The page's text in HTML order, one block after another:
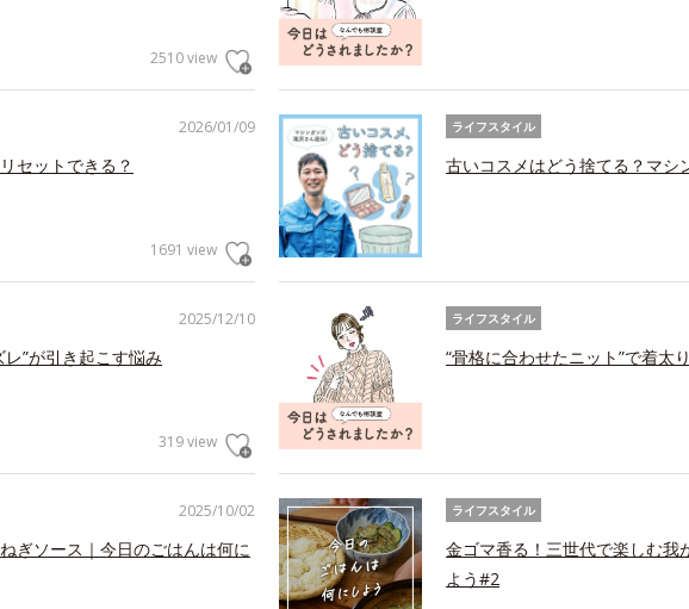
2510 view
2026/01/09
セットできる？
1691 view
ライフスタイル
古いコスメはどう捨てる？マシ
2025/12/10
”が引き起こす悩み
319 view
ライフスタイル
“骨格に合わせたニット”で着太
2025/10/02
ぎソース｜今日のごはんは何に
ライフスタイル
金ゴマ香る！三世代で楽しむ我
よう#2